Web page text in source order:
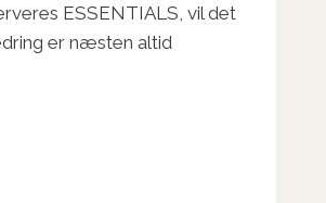
ESSENTIALS, vil det
er næsten altid